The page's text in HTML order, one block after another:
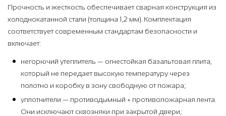
Прочность и жесткость обеспечивает сварная конструкция из
холоднокатанной стали (толщина 1,2 мм). Комплектация
соответствует современным стандартам безопасности и
включает:
негорючий утеплитель — огнестойкая базальтовая плита,
который не передает высокую температуру через
полотно и коробку в зону свободную от пожара;
уплотнители — противодымный + противопожарная лента.
Они исключают сквозняки при закрытой двери;